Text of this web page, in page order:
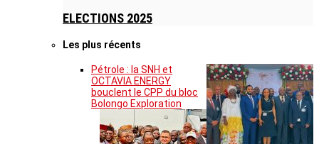
ELECTIONS 2025
Les plus récents
Pétrole : la SNH et
OCTAVIA ENERGY
bouclent le CPP du bloc
Bolongo Exploration